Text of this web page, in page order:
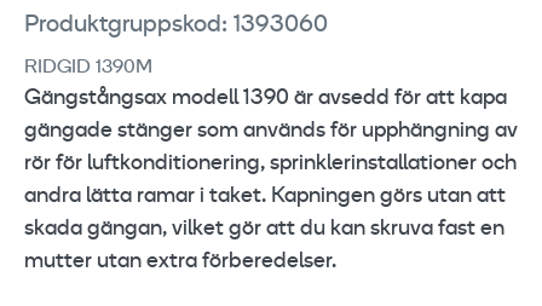
Produktgruppskod: 1393060
RIDGID 1390M
Gängstångsax modell 1390 är avsedd för att kapa
gängade stänger som används för upphängning av
rör för luftkonditionering, sprinklerinstallationer och
andra lätta ramar i taket. Kapningen görs utan att
skada gängan, vilket gör att du kan skruva fast en
mutter utan extra förberedelser.